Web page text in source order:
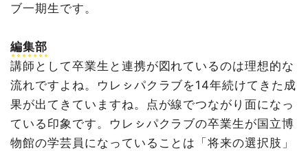
ブ一期生です。
編集部
講師として卒業生と連携が図れているのは理想的な
流れですよね。ウレㇱパクラブを14年続けてきた成
果が出てきていますね。点が線でつながり面になっ
ている印象です。ウレㇱパクラブの卒業生が国立博
物館の学芸員になっていることは「将来の選択肢」